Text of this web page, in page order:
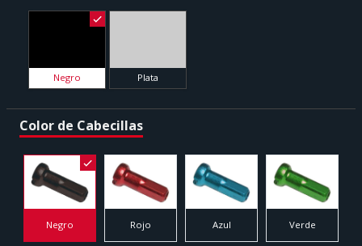
Negro Plata
Color de Cabecillas
Negro Rojo Azul Verde